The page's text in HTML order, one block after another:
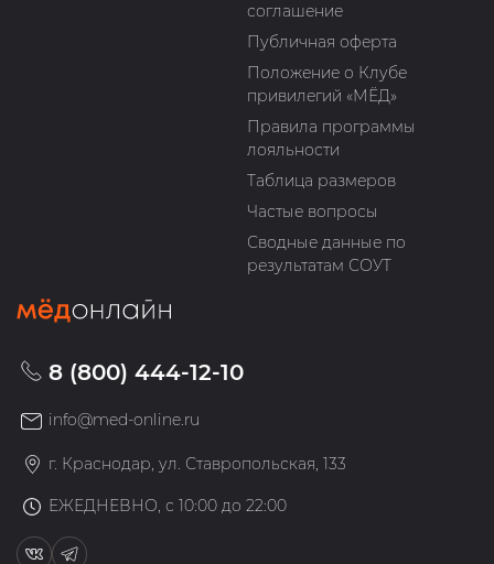
соглашение
Публичная оферта
Положение о Клубе
привилегий «МЁД»
Правила программы
лояльности
Таблица размеров
Частые вопросы
Сводные данные по
результатам СОУТ
8 (800) 444-12-10
info@med-online.ru
г. Краснодар, ул. Ставропольская, 133
ЕЖЕДНЕВНО, с 10:00 до 22:00